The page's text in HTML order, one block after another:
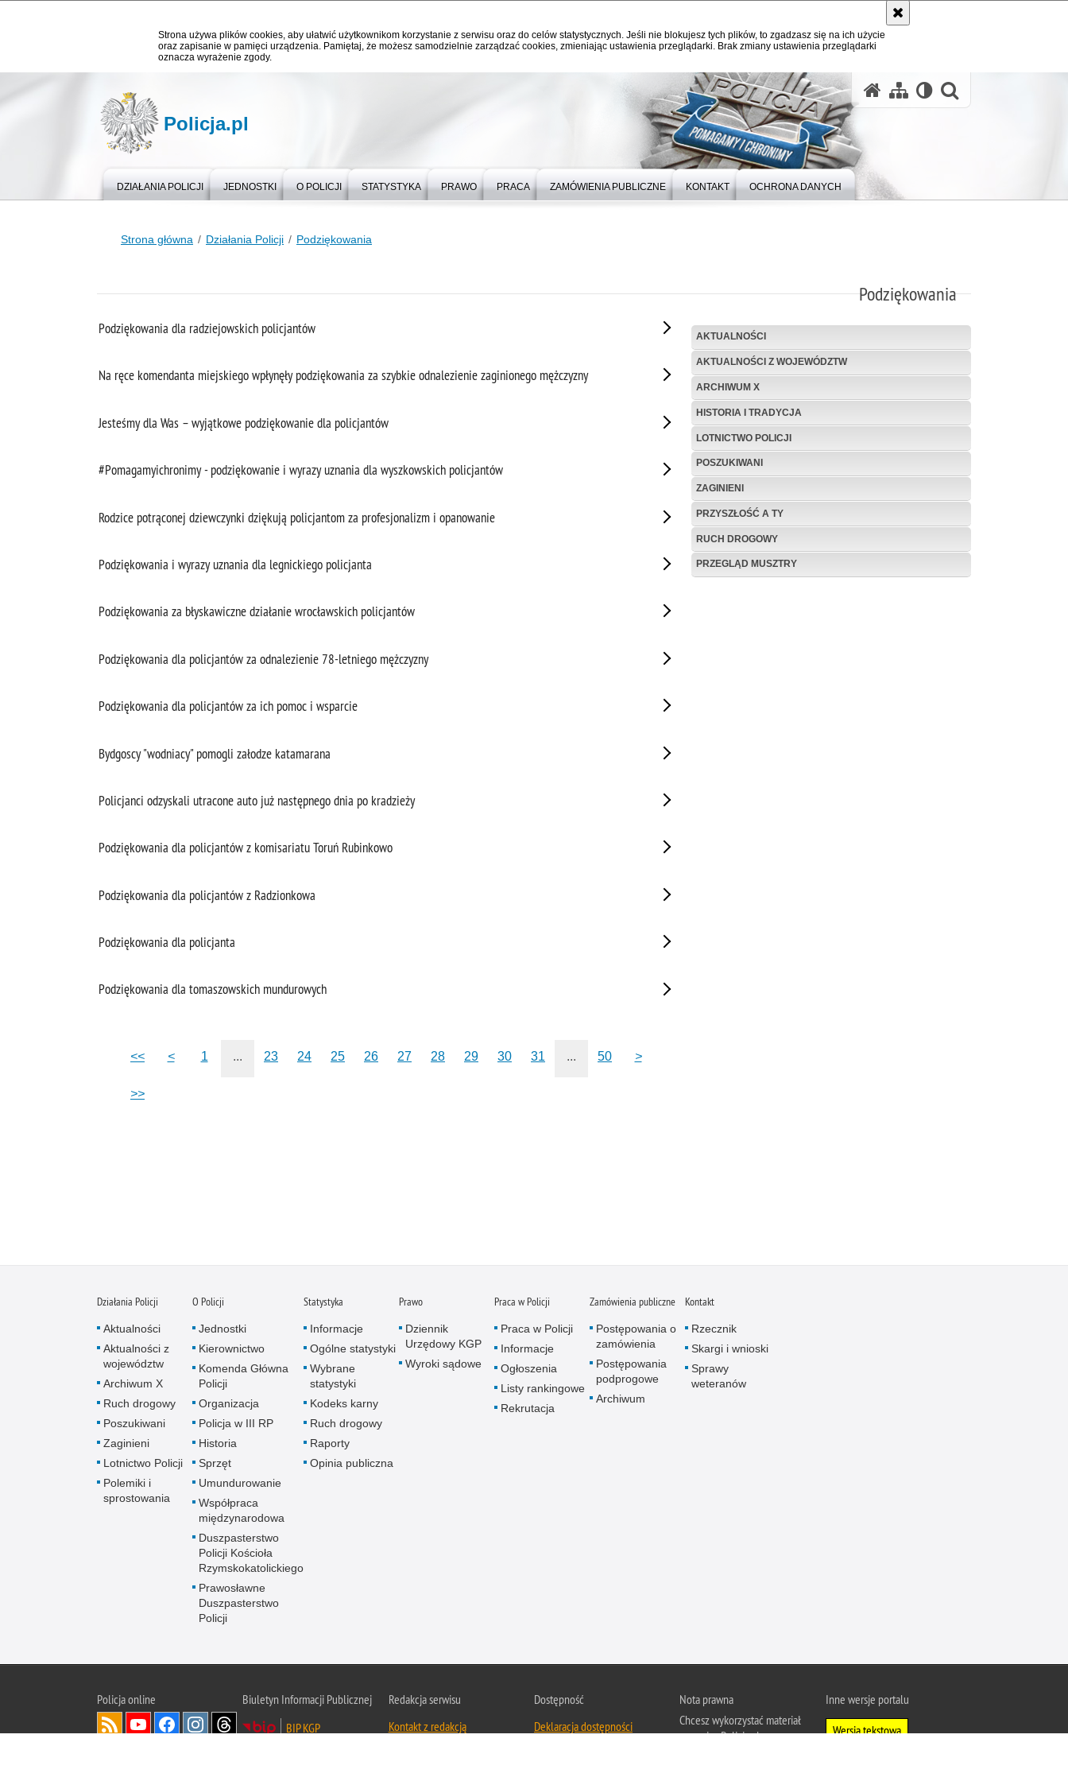
Strona używa plików cookies, aby ułatwić użytkownikom korzystanie z serwisu oraz do celów statystycznych. Jeśli nie blokujesz tych plików, to zgadzasz się na ich użycie
oraz zapisanie w pamięci urządzenia. Pamiętaj, że możesz samodzielnie zarządzać cookies, zmieniając ustawienia przeglądarki. Brak zmiany ustawienia przeglądarki
oznacza wyrażenie zgody.
Policja.pl
DZIAŁANIA POLICJI JEDNOSTKI O POLICJI STATYSTYKA PRAWO PRACA ZAMÓWIENIA PUBLICZNE KONTAKT OCHRONA DANYCH
Strona główna Działania Policji Podziękowania
Podziękowania
Podziękowania dla radziejowskich policjantów
Na ręce komendanta miejskiego wpłynęły podziękowania za szybkie odnalezienie zaginionego mężczyzny
Jesteśmy dla Was – wyjątkowe podziękowanie dla policjantów
#Pomagamyichronimy - podziękowanie i wyrazy uznania dla wyszkowskich policjantów
Rodzice potrąconej dziewczynki dziękują policjantom za profesjonalizm i opanowanie
Podziękowania i wyrazy uznania dla legnickiego policjanta
Podziękowania za błyskawiczne działanie wrocławskich policjantów
Podziękowania dla policjantów za odnalezienie 78-letniego mężczyzny
Podziękowania dla policjantów za ich pomoc i wsparcie
Bydgoscy "wodniacy" pomogli załodze katamarana
Policjanci odzyskali utracone auto już następnego dnia po kradzieży
Podziękowania dla policjantów z komisariatu Toruń Rubinkowo
Podziękowania dla policjantów z Radzionkowa
Podziękowania dla policjanta
Podziękowania dla tomaszowskich mundurowych
<< < 1 ... 23 24 25 26 27 28 29 30 31 ... 50 >
>>
AKTUALNOŚCI
AKTUALNOŚCI Z WOJEWÓDZTW
ARCHIWUM X
HISTORIA I TRADYCJA
LOTNICTWO POLICJI
POSZUKIWANI
ZAGINIENI
PRZYSZŁOŚĆ A TY
RUCH DROGOWY
PRZEGLĄD MUSZTRY
Działania Policji
Aktualności
Aktualności z
województw
Archiwum X
Ruch drogowy
Poszukiwani
Zaginieni
Lotnictwo Policji
Polemiki i
sprostowania
O Policji
Jednostki
Kierownictwo
Komenda Główna
Policji
Organizacja
Policja w III RP
Historia
Sprzęt
Umundurowanie
Współpraca
międzynarodowa
Duszpasterstwo
Policji Kościoła
Rzymskokatolickiego
Prawosławne
Duszpasterstwo
Policji
Statystyka
Informacje
Ogólne statystyki
Wybrane
statystyki
Kodeks karny
Ruch drogowy
Raporty
Opinia publiczna
Prawo
Dziennik
Urzędowy KGP
Wyroki sądowe
Praca w Policji
Praca w Policji
Informacje
Ogłoszenia
Listy rankingowe
Rekrutacja
Zamówienia publiczne
Postępowania o
zamówienia
Postępowania
podprogowe
Archiwum
Kontakt
Rzecznik
Skargi i wnioski
Sprawy
weteranów
Policjaonline
Biuletyn Informacji Publicznej
BIP KGP
Redakcja serwisu
Kontakt z redakcją
Dostępność
Deklaracja dostępności
Nota prawna
Chcesz wykorzystać materiał
z serwisu Policja.pl.
Inne wersje portalu
Wersja tekstowa